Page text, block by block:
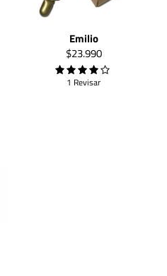
Emilio
$23.990
1 Revisar